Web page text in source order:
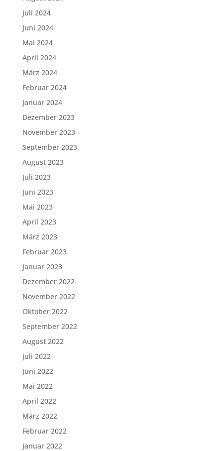
Juli 2024
Juni 2024
Mai 2024
April 2024
März 2024
Februar 2024
Januar 2024
Dezember 2023
November 2023
September 2023
August 2023
Juli 2023
Juni 2023
Mai 2023
April 2023
März 2023
Februar 2023
Januar 2023
Dezember 2022
November 2022
Oktober 2022
September 2022
August 2022
Juli 2022
Juni 2022
Mai 2022
April 2022
März 2022
Februar 2022
Januar 2022